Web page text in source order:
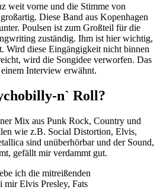
weit vorne und die Stimme von
Diese Band aus Kopenhagen
Poulsen ist zum Großteil für die
zuständig. Ihm ist hier wichtig,
Wird diese Eingängigkeit nicht binnen
wird die Songidee verworfen. Das
Interview erwähnt.
n` Roll?
Mix aus Punk Rock, Country und
wie z.B. Social Distortion, Elvis,
sind unüberhörbar und der Sound,
gefällt mir verdammt gut.
ich die mitreißenden
mir Elvis Presley, Fats